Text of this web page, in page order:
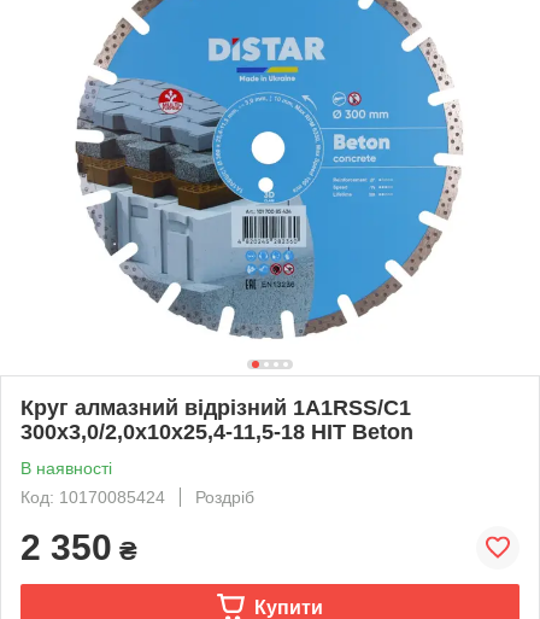
Круг алмазний вiдрiзний 1A1RSS/C1
300x3,0/2,0x10x25,4-11,5-18 HIT Beton
В наявності
Код: 10170085424
Роздріб
2 350 ₴
Купити